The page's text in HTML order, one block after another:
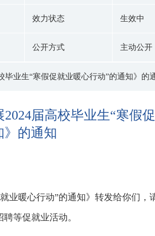
效力状态 生效中
公开方式 主动公开
业生“寒假促就业暖心行动”的通知》的
届高校毕业生“寒假
》的通知
业暖心行动”的通知》转发给你们，
等促就业活动。